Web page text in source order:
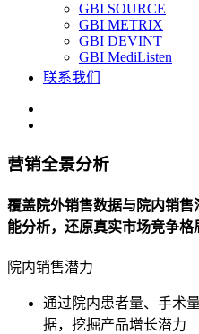
GBI SOURCE
GBI METRIX
GBI DEVINT
GBI MediListen
联系我们
营销全景分析
覆盖院外销售数据与院内销
能分析，还原真实市场竞争格
院内销售潜力
通过院内患者量、手术
据，挖掘产品增长潜力